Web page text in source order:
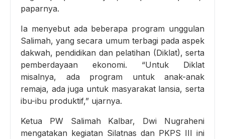
paparnya.
Ia menyebut ada beberapa program unggulan
Salimah, yang secara umum terbagi pada aspek
dakwah, pendidikan dan pelatihan (Diklat), serta
pemberdayaan ekonomi. “Untuk Diklat
misalnya, ada program untuk anak-anak
remaja, ada juga untuk masyarakat lansia, serta
ibu-ibu produktif,” ujarnya.
Ketua PW Salimah Kalbar, Dwi Nugraheni
mengatakan kegiatan Silatnas dan PKPS III ini